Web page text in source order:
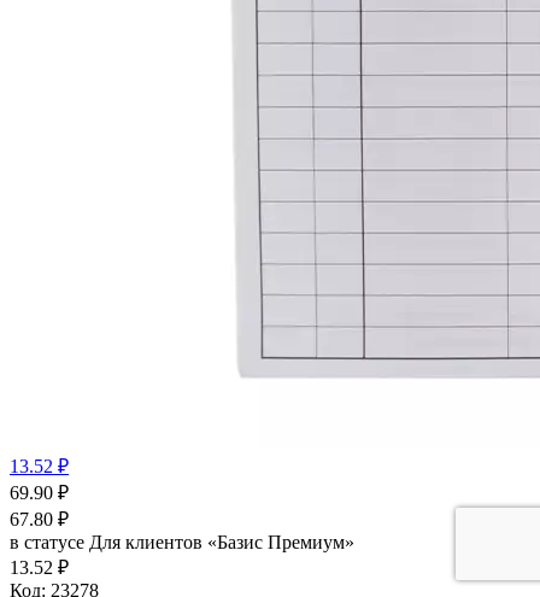
13.52 ₽
69.90 ₽
67.80 ₽
в статусе Для клиентов «Базис Премиум»
13.52 ₽
Код: 23278